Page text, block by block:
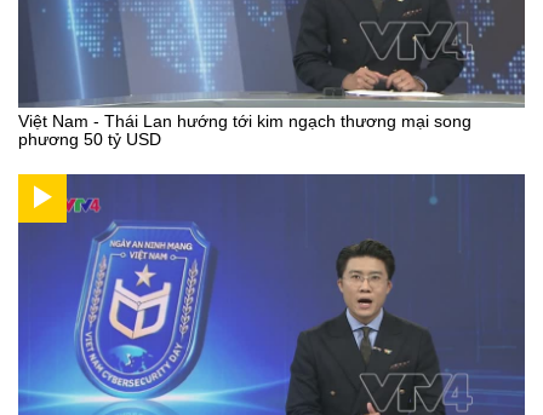
Việt Nam - Thái Lan hướng tới kim ngạch thương mại song
phương 50 tỷ USD